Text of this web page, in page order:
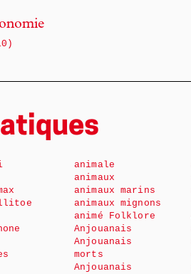
animale
animaux
animaux marins
animaux mignons
animé Folklore
Anjouanais
Anjouanais
morts
Anjouanais